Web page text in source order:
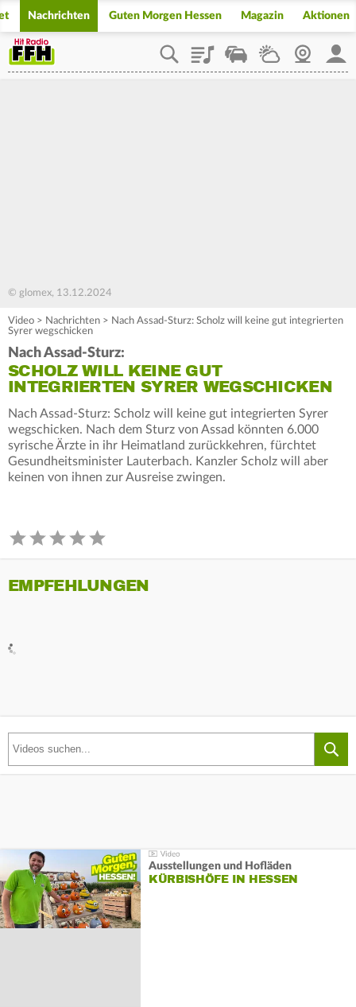
Nachrichten Guten Morgen Hessen Magazin Aktionen
PlaylistStaupilotWetterWebcam
© glomex, 13.12.2024
Video > Nachrichten > Nach Assad-Sturz: Scholz will keine gut integrierten
Syrer wegschicken
Nach Assad-Sturz:
SCHOLZ WILL KEINE GUT
INTEGRIERTEN SYRER WEGSCHICKEN
Nach Assad-Sturz: Scholz will keine gut integrierten Syrer
wegschicken. Nach dem Sturz von Assad könnten 6.000
syrische Ärzte in ihr Heimatland zurückkehren, fürchtet
Gesundheitsminister Lauterbach. Kanzler Scholz will aber
keinen von ihnen zur Ausreise zwingen.
EMPFEHLUNGEN
Ausstellungen und Hofläden
KÜRBISHÖFE IN HESSEN